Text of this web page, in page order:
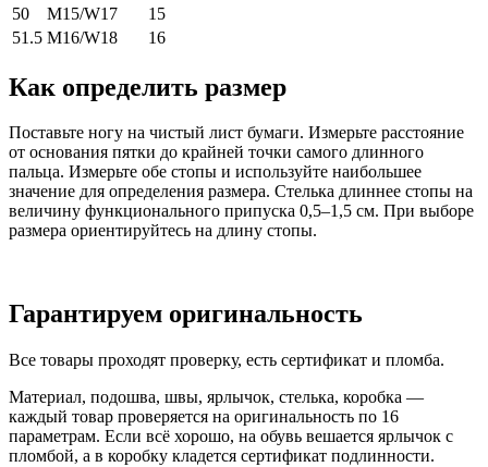
50
M15/W17
15
51.5 M16/W18 16
Как определить размер
Поставьте ногу на чистый лист бумаги. Измерьте расстояние
от основания пятки до крайней точки самого длинного
пальца. Измерьте обе стопы и используйте наибольшее
значение для определения размера. Стелька длиннее стопы на
величину функционального припуска 0,5–1,5 см. При выборе
размера ориентируйтесь на длину стопы.
Гарантируем оригинальность
Все товары проходят проверку, есть сертификат и пломба.
Материал, подошва, швы, ярлычок, стелька, коробка —
каждый товар проверяется на оригинальность по 16
параметрам. Если всё хорошо, на обувь вешается ярлычок с
пломбой, а в коробку кладется сертификат подлинности.